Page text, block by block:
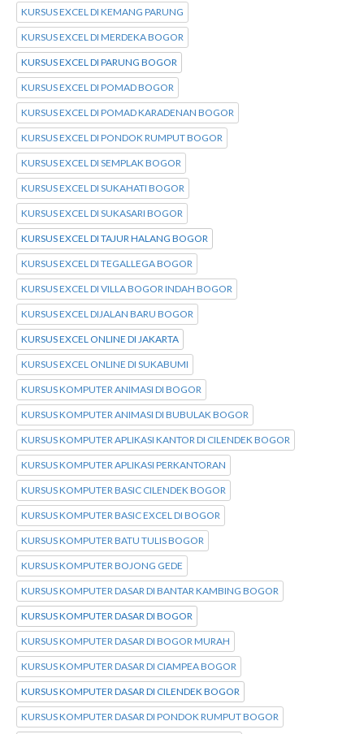
KURSUS EXCEL DI KEMANG PARUNG
KURSUS EXCEL DI MERDEKA BOGOR
KURSUS EXCEL DI PARUNG BOGOR
KURSUS EXCEL DI POMAD BOGOR
KURSUS EXCEL DI POMAD KARADENAN BOGOR
KURSUS EXCEL DI PONDOK RUMPUT BOGOR
KURSUS EXCEL DI SEMPLAK BOGOR
KURSUS EXCEL DI SUKAHATI BOGOR
KURSUS EXCEL DI SUKASARI BOGOR
KURSUS EXCEL DI TAJUR HALANG BOGOR
KURSUS EXCEL DI TEGALLEGA BOGOR
KURSUS EXCEL DI VILLA BOGOR INDAH BOGOR
KURSUS EXCEL DIJALAN BARU BOGOR
KURSUS EXCEL ONLINE DI JAKARTA
KURSUS EXCEL ONLINE DI SUKABUMI
KURSUS KOMPUTER ANIMASI DI BOGOR
KURSUS KOMPUTER ANIMASI DI BUBULAK BOGOR
KURSUS KOMPUTER APLIKASI KANTOR DI CILENDEK BOGOR
KURSUS KOMPUTER APLIKASI PERKANTORAN
KURSUS KOMPUTER BASIC CILENDEK BOGOR
KURSUS KOMPUTER BASIC EXCEL DI BOGOR
KURSUS KOMPUTER BATU TULIS BOGOR
KURSUS KOMPUTER BOJONG GEDE
KURSUS KOMPUTER DASAR DI BANTAR KAMBING BOGOR
KURSUS KOMPUTER DASAR DI BOGOR
KURSUS KOMPUTER DASAR DI BOGOR MURAH
KURSUS KOMPUTER DASAR DI CIAMPEA BOGOR
KURSUS KOMPUTER DASAR DI CILENDEK BOGOR
KURSUS KOMPUTER DASAR DI PONDOK RUMPUT BOGOR